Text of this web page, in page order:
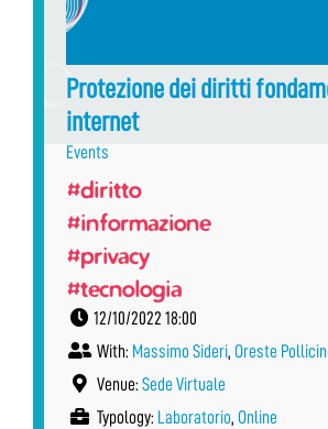
Protezione dei diritti
internet
Events
#diritto
#informazione
#privacy
#tecnologia
12/10/2022 18:00
With: Massimo Sideri, Oreste
Venue: Sede Virtuale
Typology: Laboratorio, Online